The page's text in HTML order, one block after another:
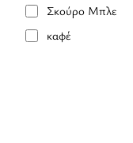
Σκούρο Μπλε
καφέ